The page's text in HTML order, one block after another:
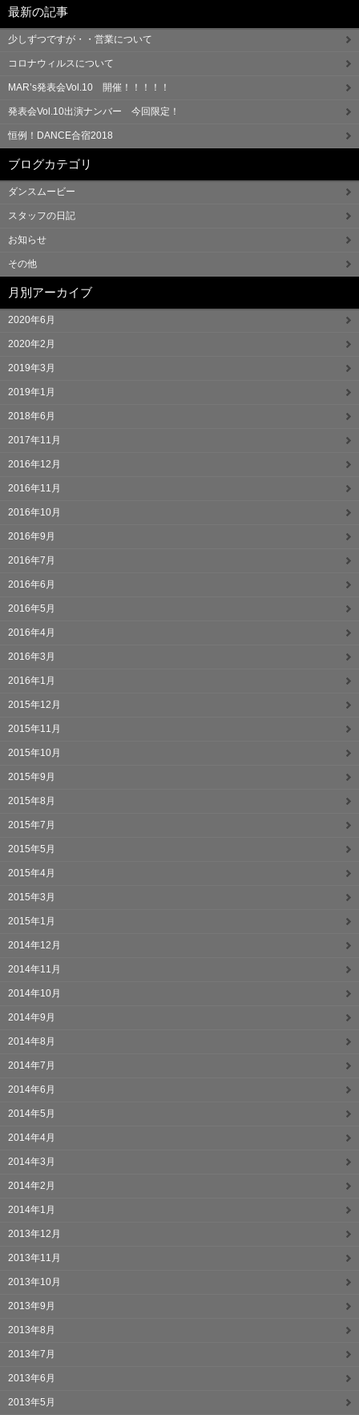
最新の記事
少しずつですが・・営業について
コロナウィルスについて
MAR’s発表会Vol.10 開催！！！！！
発表会Vol.10出演ナンバー 今回限定！
恒例！DANCE合宿2018
ブログカテゴリ
ダンスムービー
スタッフの日記
お知らせ
その他
月別アーカイブ
2020年6月
2020年2月
2019年3月
2019年1月
2018年6月
2017年11月
2016年12月
2016年11月
2016年10月
2016年9月
2016年7月
2016年6月
2016年5月
2016年4月
2016年3月
2016年1月
2015年12月
2015年11月
2015年10月
2015年9月
2015年8月
2015年7月
2015年5月
2015年4月
2015年3月
2015年1月
2014年12月
2014年11月
2014年10月
2014年9月
2014年8月
2014年7月
2014年6月
2014年5月
2014年4月
2014年3月
2014年2月
2014年1月
2013年12月
2013年11月
2013年10月
2013年9月
2013年8月
2013年7月
2013年6月
2013年5月